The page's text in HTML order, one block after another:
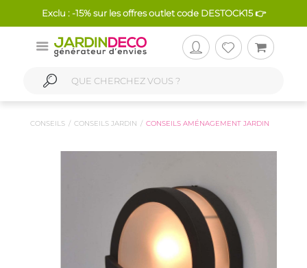
Exclu : -15% sur les offres outlet code DESTOCK15 👉
CONSEILS CONSEILS JARDIN CONSEILS AMÉNAGEMENT JARDIN